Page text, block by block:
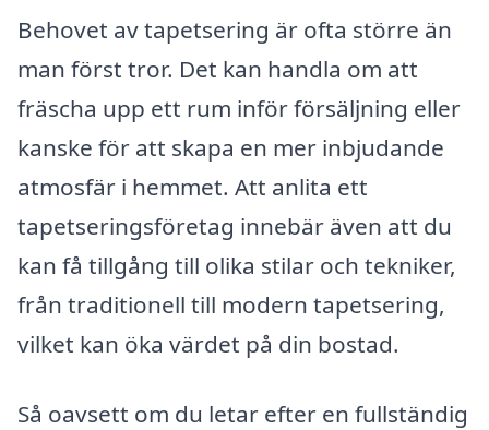
Behovet av tapetsering är ofta större än
man först tror. Det kan handla om att
fräscha upp ett rum inför försäljning eller
kanske för att skapa en mer inbjudande
atmosfär i hemmet. Att anlita ett
tapetseringsföretag innebär även att du
kan få tillgång till olika stilar och tekniker,
från traditionell till modern tapetsering,
vilket kan öka värdet på din bostad.
Så oavsett om du letar efter en fullständig